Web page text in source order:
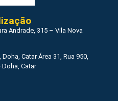
Andrade, 315 – Vila Nova
Doha, Catar